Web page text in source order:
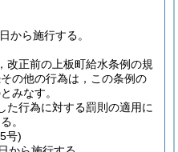
から施行する。
改正前の上板町給水条例の規
の他の行為は，この条例の
みなす。
た行為に対する罰則の適用に
。
号)